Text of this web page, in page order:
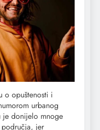
o opuštenosti i
urbanog
je donijelo mnoge
jer